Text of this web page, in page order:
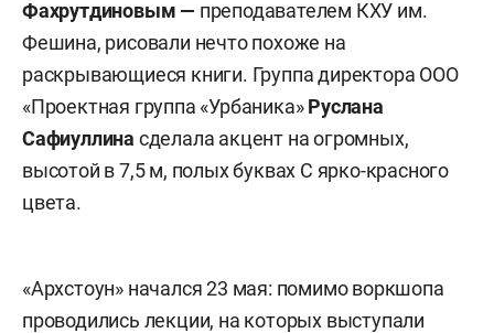
Фахрутдиновым — преподавателем КХУ им.
Фешина, рисовали нечто похоже на
раскрывающиеся книги. Группа директора ООО
«Проектная группа «Урбаника»Руслана
Сафиуллина сделала акцент на огромных,
высотой в 7,5 м, полых буквах С ярко-красного
цвета.
«Архстоун» начался 23 мая: помимо воркшопа
проводились лекции, на которых выступали